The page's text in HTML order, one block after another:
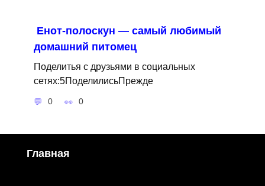
Енот-полоскун — самый любимый
домашний питомец
Поделитья с друзьями в социальных
сетях:5ПоделилисьПрежде
0 0
Главная